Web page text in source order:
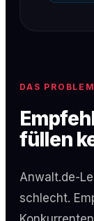
DAS PROBLEM
füllen
Anwalt.de-
schlecht.